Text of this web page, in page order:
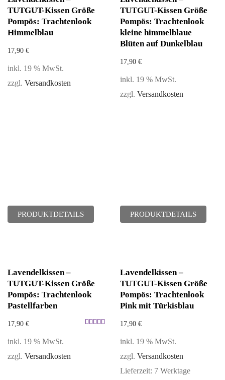
TUTGUT-Kissen Größe
Pompös: Trachtenlook
Himmelblau
17,90 €
inkl. 19 % MwSt.
zzgl. Versandkosten
PRODUKTDETAILS
TUTGUT-Kissen Größe
Pompös: Trachtenlook
kleine himmelblaue
Blüten auf Dunkelblau
17,90 €
inkl. 19 % MwSt.
zzgl. Versandkosten
PRODUKTDETAILS
Lavendelkissen –
TUTGUT-Kissen Größe
Pompös: Trachtenlook
Pastellfarben
17,90 €
inkl. 19 % MwSt.
zzgl. Versandkosten
Lavendelkissen –
TUTGUT-Kissen Größe
Pompös: Trachtenlook
Pink mit Türkisblau
17,90 €
inkl. 19 % MwSt.
zzgl. Versandkosten
Lieferzeit: 7 Werktage